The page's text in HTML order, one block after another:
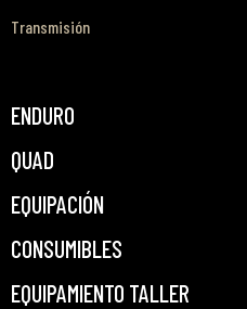
Transmisión
ENDURO
QUAD
EQUIPACIÓN
CONSUMIBLES
EQUIPAMIENTO TALLER